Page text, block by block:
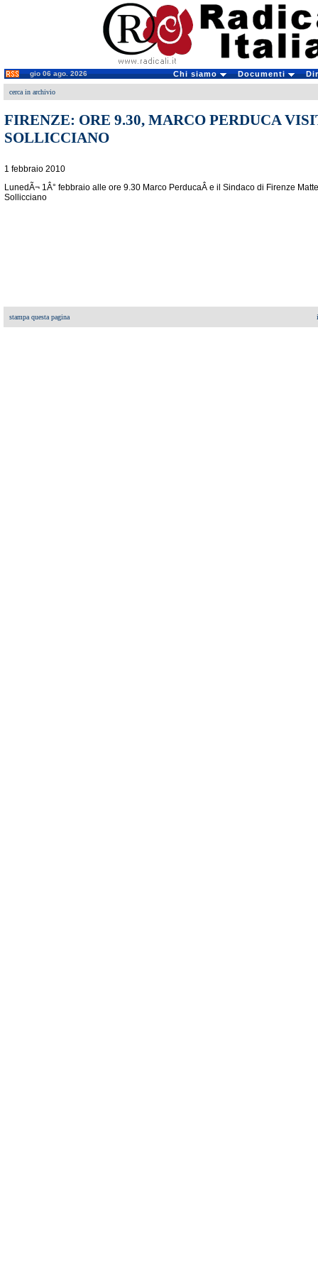
gio 06 ago. 2026 Chi siamo Documenti
cerca in archivio
FIRENZE: ORE 9.30, MARCO PERDUCA
SOLLICCIANO
1 febbraio 2010
LunedÃ¬ 1Â° febbraio alle ore 9.30 Marco PerducaÂ e il Sindaco di Firenze
Sollicciano
stampa questa pagina